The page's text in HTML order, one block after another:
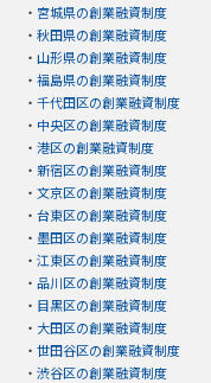
・ 宮城県の創業融資制度
・ 秋田県の創業融資制度
・ 山形県の創業融資制度
・ 福島県の創業融資制度
・ 千代田区の創業融資制度
・ 中央区の創業融資制度
・ 港区の創業融資制度
・ 新宿区の創業融資制度
・ 文京区の創業融資制度
・ 台東区の創業融資制度
・ 墨田区の創業融資制度
・ 江東区の創業融資制度
・ 品川区の創業融資制度
・ 目黒区の創業融資制度
・ 大田区の創業融資制度
・ 世田谷区の創業融資制度
・ 渋谷区の創業融資制度